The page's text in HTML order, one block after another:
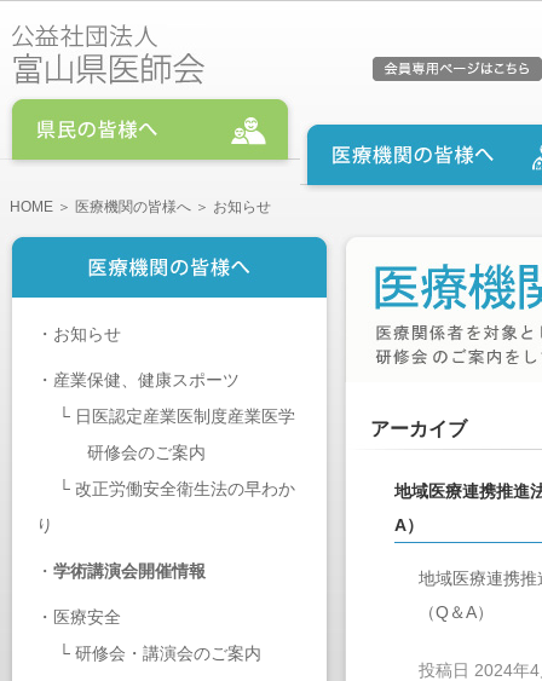
HOME ＞ 医療機関の皆様へ ＞ お知らせ
・ お知らせ
・ 産業保健、健康スポーツ
└ 日医認定産業医制度産業医学
研修会のご案内
└ 改正労働安全衛生法の早わか
り
・ 学術講演会開催情報
・ 医療安全
└ 研修会・講演会のご案内
アーカイブ
地域医療連携推進
A）
地域医療連携
（Q＆A）
投稿日 2024年